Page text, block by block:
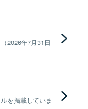
2026年7月31日
を掲載していま